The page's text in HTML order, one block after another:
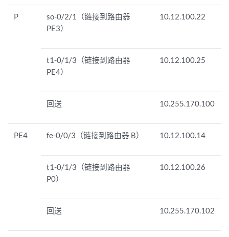
P
so-0/2/1（链接到路由器
PE3）
10.12.100.22
t1-0/1/3（链接到路由器
PE4）
10.12.100.25
回送 10.255.170.100
PE4 fe-0/0/3（链接到路由器 B） 10.12.100.14
t1-0/1/3（链接到路由器
P0）
10.12.100.26
回送 10.255.170.102